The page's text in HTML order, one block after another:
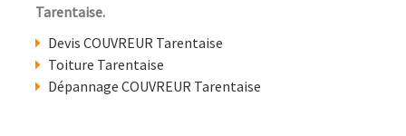
Tarentaise.
Devis COUVREUR Tarentaise
Toiture Tarentaise
Dépannage COUVREUR Tarentaise